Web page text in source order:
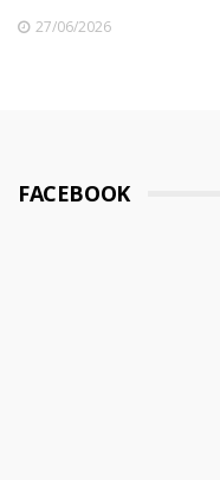
27/06/2026
FACEBOOK